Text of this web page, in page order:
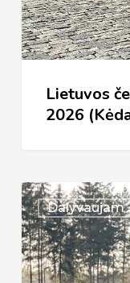
2026
(Kėdainiai)
Lietuvos
2026
Dalyvaujam
Vilnius
2026